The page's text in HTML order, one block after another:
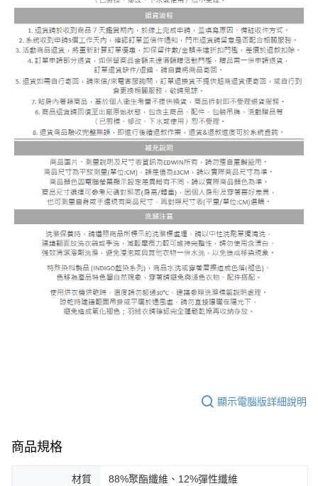
顯示電腦版詳細說明
商品規格
材質 88%聚酯纖維、12%彈性纖維